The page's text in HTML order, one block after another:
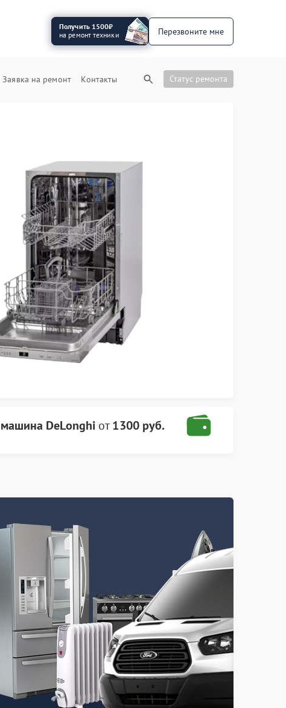
Получить 1500₽
на ремонт техники
Перезвоните мне
Заявка на ремонт Контакты Статус ремонта
DeLonghi от1300 руб.